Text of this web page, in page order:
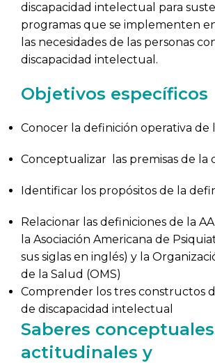
discapacidad intelectual para
programas que se implementen
las necesidades de las personas
discapacidad intelectual.
Objetivos específicos
Conocer la definición operativa de
Conceptualizar las premisas de la
Identificar los propósitos de la
Relacionar las definiciones de la
la Asociación Americana de
sus siglas en inglés) y la
de la Salud (OMS)
Comprender los tres constructos
de discapacidad intelectual
Saberes
actitudinales y